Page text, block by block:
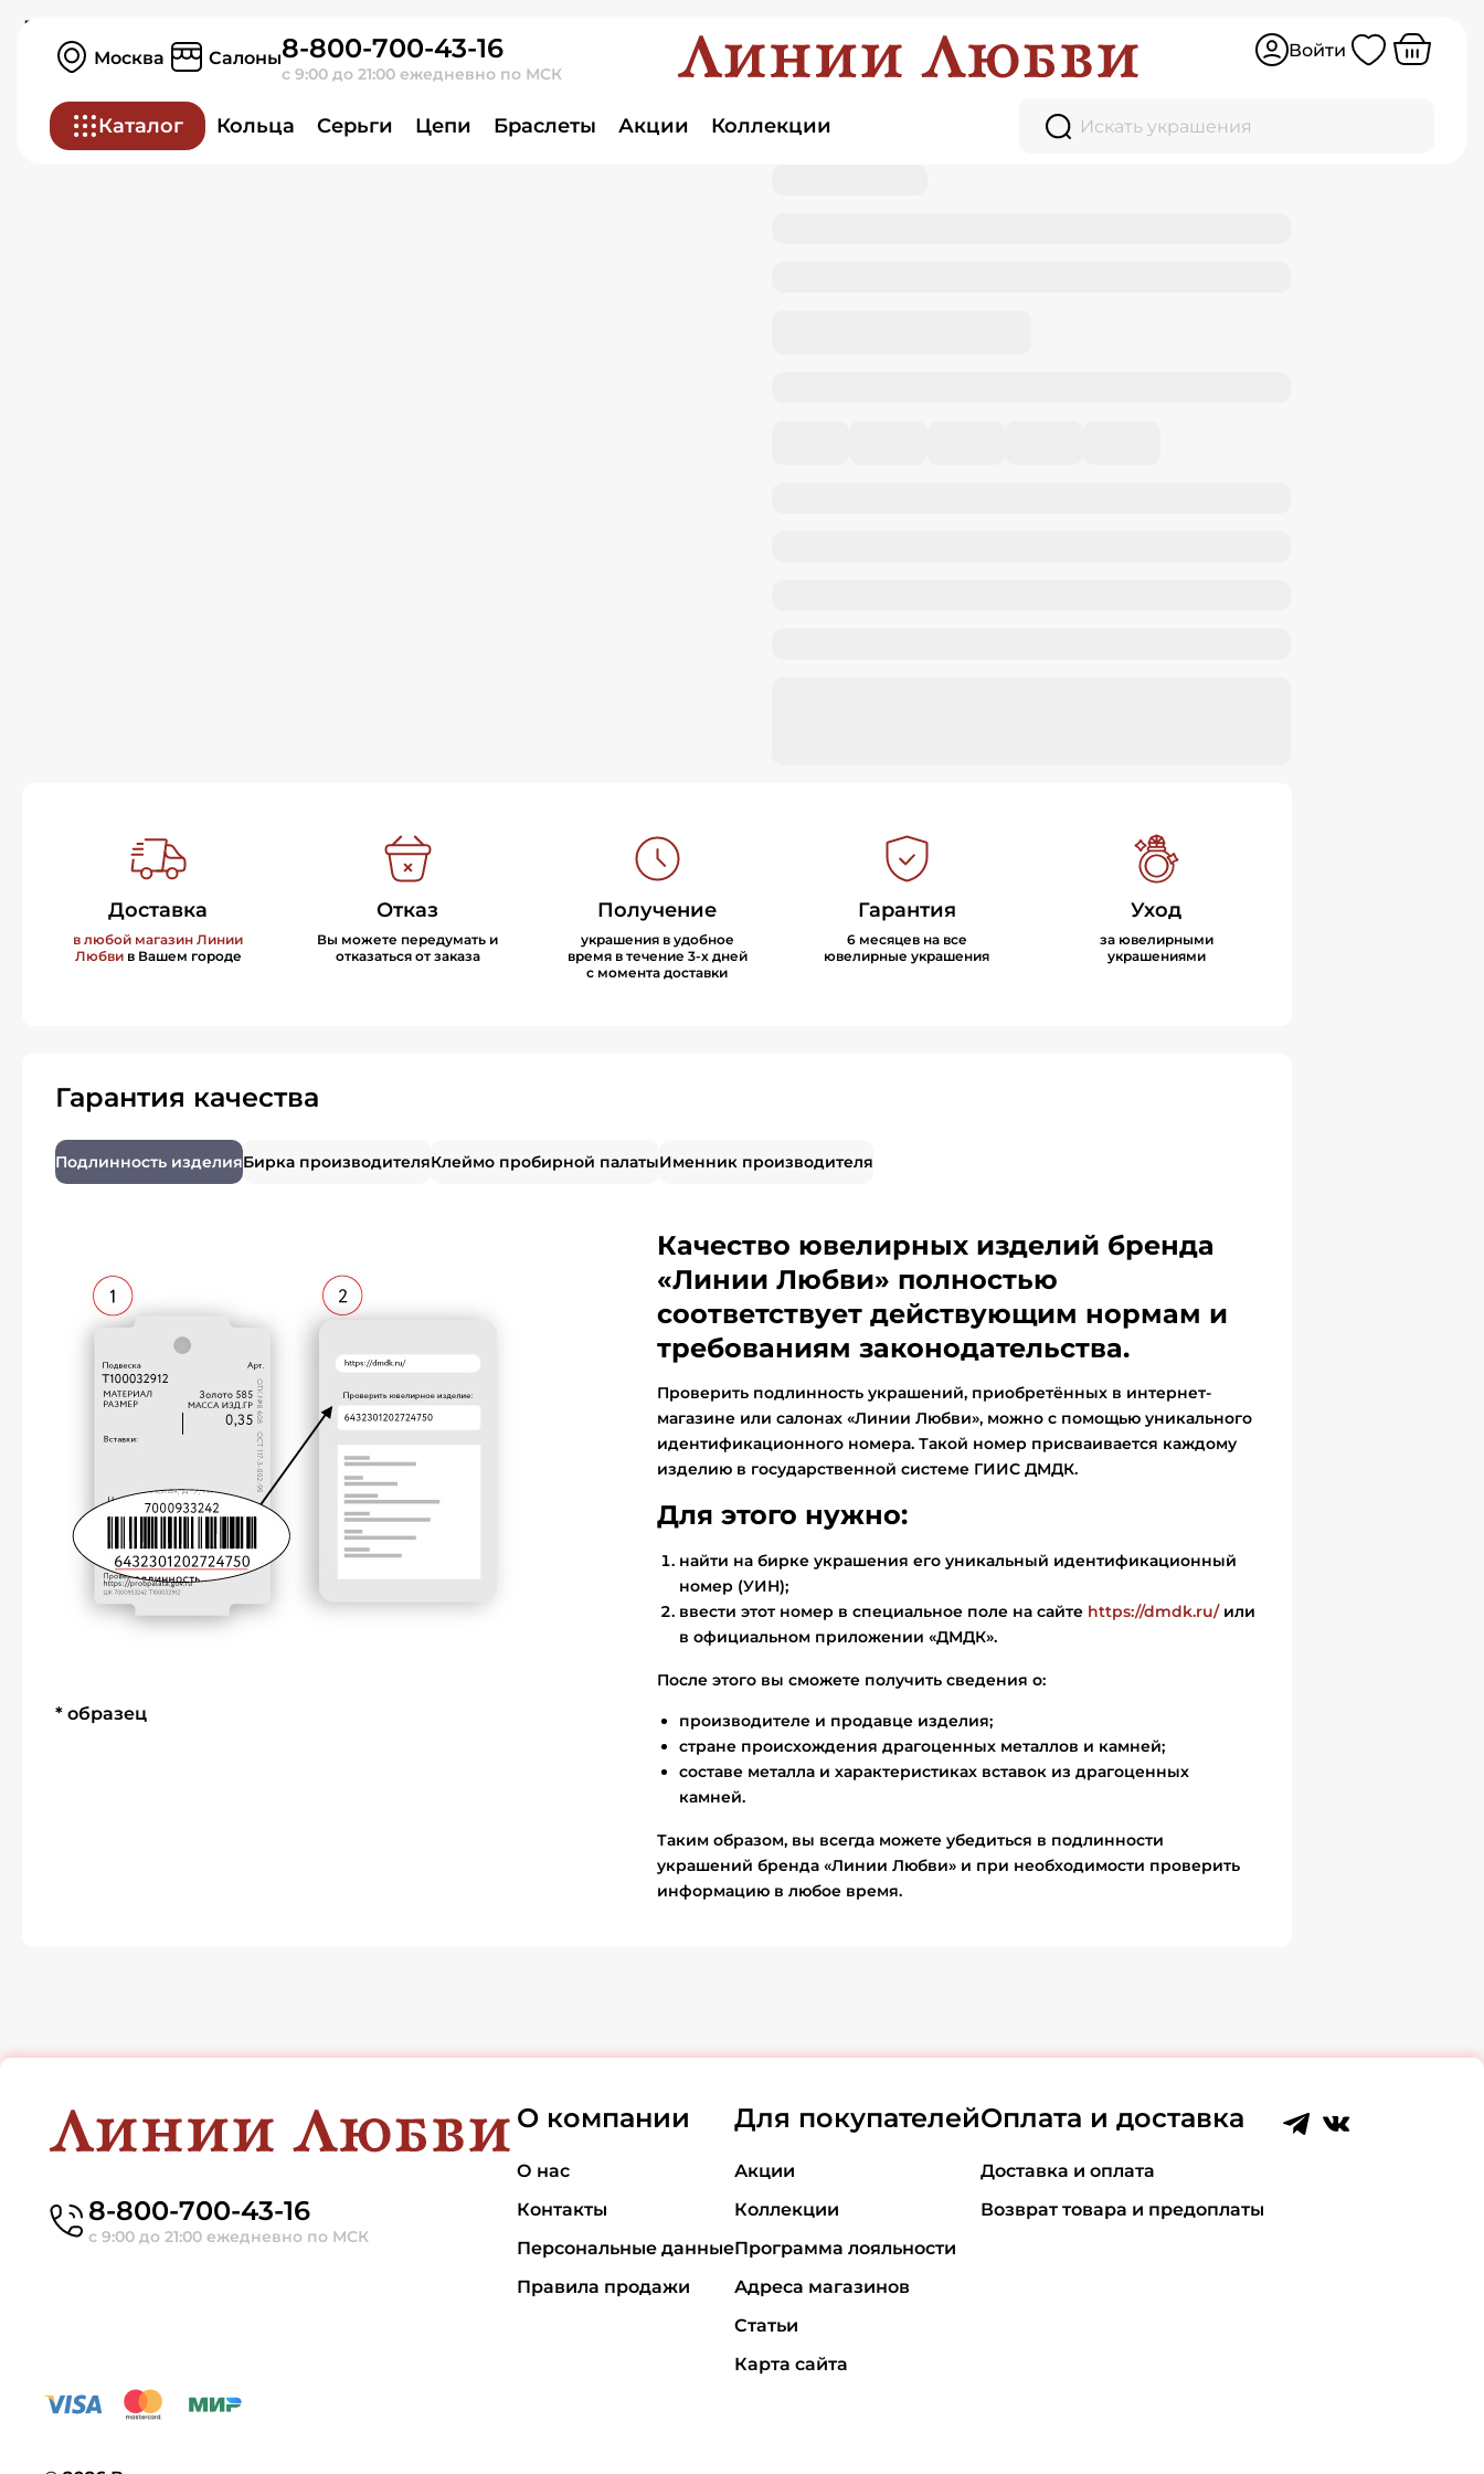
Москва Салоны8-800-700-43-16
с 9:00 до 21:00 ежедневно по МСК
Войти
Каталог Кольца Серьги Цепи Браслеты Акции Коллекции Искать украшения
Брошь из белого золота
Доставка
в любой магазин Линии
Любвив Вашем городе
Отказ
Вы можете передумать и
отказаться от заказа
Получение
украшения в удобное
время в течение 3-х дней
с момента доставки
Гарантия
6 месяцев на все
ювелирные украшения
Уход
за ювелирными
украшениями
Гарантия качества
Подлинность изделияБирка производителяКлеймо пробирной палатыИменник производителя
* образец
Качество ювелирных изделий бренда
«Линии Любви» полностью
соответствует действующим нормам и
требованиям законодательства.
Проверить подлинность украшений, приобретённых в интернет-
магазине или салонах «Линии Любви», можно с помощью уникального
идентификационного номера. Такой номер присваивается каждому
изделию в государственной системе ГИИС ДМДК.
Для этого нужно:
найти на бирке украшения его уникальный идентификационный
номер (УИН);
ввести этот номер в специальное поле на сайте https://dmdk.ru/или
в официальном приложении «ДМДК».
После этого вы сможете получить сведения о:
производителе и продавце изделия;
стране происхождения драгоценных металлов и камней;
составе металла и характеристиках вставок из драгоценных
камней.
Таким образом, вы всегда можете убедиться в подлинности
украшений бренда «Линии Любви» и при необходимости проверить
информацию в любое время.
8-800-700-43-16
с 9:00 до 21:00 ежедневно по МСК
О компании
О нас
Контакты
Персональные данные
Правила продажи
Для покупателей
Акции
Коллекции
Программа лояльности
Адреса магазинов
Статьи
Карта сайта
Оплата и доставка
Доставка и оплата
Возврат товара и предоплаты